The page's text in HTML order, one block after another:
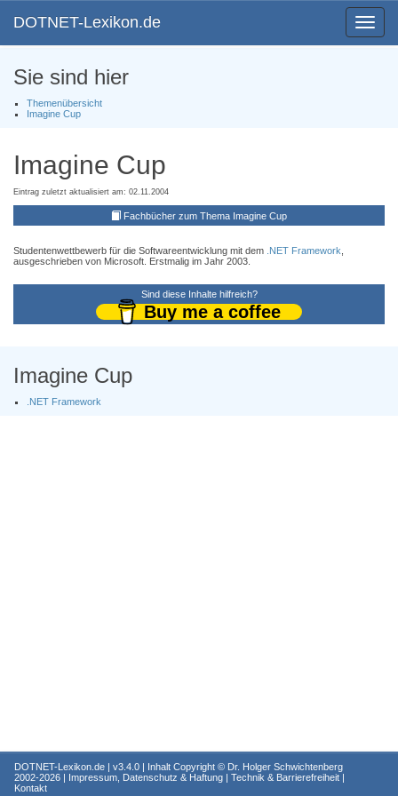
Toggle
DOTNET-Lexikon.de
Sie sind hier
Themenübersicht
Imagine Cup
Imagine Cup
Eintrag zuletzt aktualisiert am: 02.11.2004
Fachbücher zum Thema Imagine Cup
Studentenwettbewerb für die Softwareentwicklung mit dem .NET Framework
ausgeschrieben von Microsoft. Erstmalig im Jahr 2003.
Sind diese Inhalte hilfreich?
Buy me a coffee
Imagine Cup
.NET Framework
DOTNET-Lexikon.de | v3.4.0 | Inhalt Copyright © Dr. Holger Schwichtenberg
2002-2026 | Impressum, Datenschutz & Haftung | Technik & Barrierefreiheit |
Kontakt